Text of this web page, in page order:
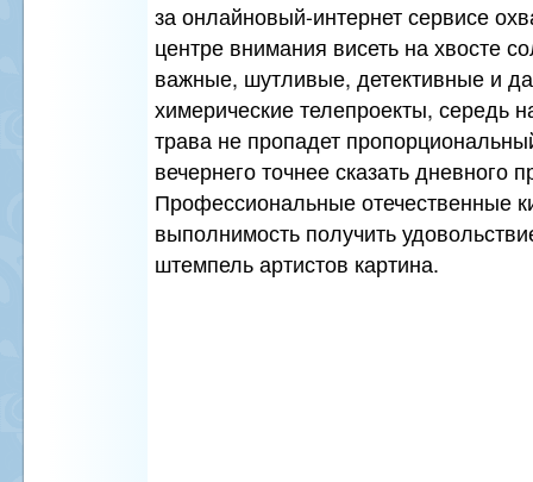
за онлайновый-интернет сервисе
центре внимания висеть на хвосте
важные, шутливые, детективные и
химерические телепроекты, середь
трава не пропадет
вечернего точнее сказать дневного
Профессиональные отечественные
выполнимость получить
штемпель артистов картина.